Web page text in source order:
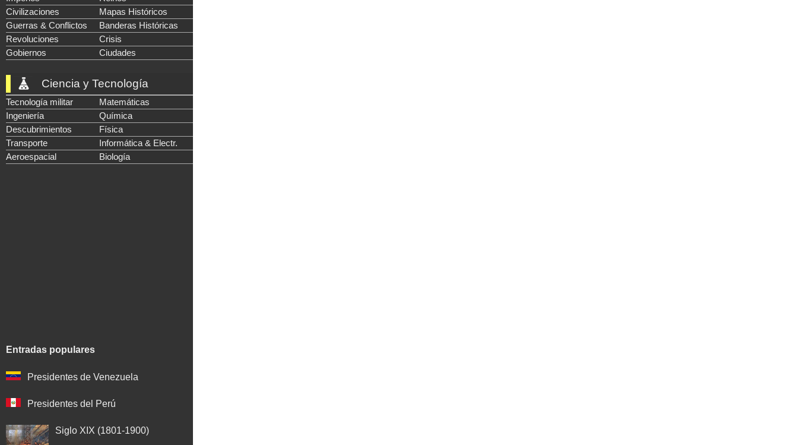
Civilizaciones
Mapas Históricos
Guerras & Conflictos
Banderas Históricas
Revoluciones
Crisis
Gobiernos
Ciudades
Ciencia y Tecnología
Tecnología militar
Matemáticas
Ingeniería
Química
Descubrimientos
Física
Transporte
Informática & Electr.
Aeroespacial
Biología
Entradas populares
Presidentes de Venezuela
Presidentes del Perú
Siglo XIX (1801-1900)